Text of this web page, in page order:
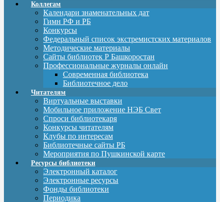
Коллегам
Календари знаменательных дат
Гимн РФ и РБ
Конкурсы
Федеральный список экстремистских материалов
Методические материалы
Сайты библиотек Р Башкоростан
Профессиональные журналы онлайн
Современная библиотека
Библиотечное дело
Читателям
Виртуальные выставки
Мобильное приложение НЭБ Свет
Спроси библиотекаря
Конкурсы читателям
Клубы по интересам
Библиотечные сайты РБ
Мероприятия по Пушкинской карте
Ресурсы библиотеки
Электронный каталог
Электронные ресурсы
Фонды библиотеки
Периодика